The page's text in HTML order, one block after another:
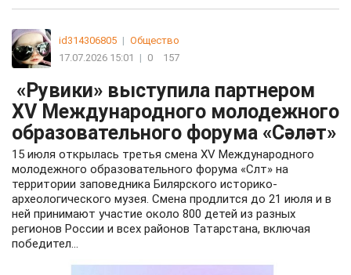
id314306805 | Общество
17.07.2026 15:01
| 0 157
«Рувики» выступила партнером
XV Международного молодежного
образовательного форума «Сәләт»
15 июля открылась третья смена XV Международного
молодежного образовательного форума «Слт» на
территории заповедника Билярского историко-
археологического музея. Смена продлится до 21 июля и в
ней принимают участие около 800 детей из разных
регионов России и всех районов Татарстана, включая
победител...